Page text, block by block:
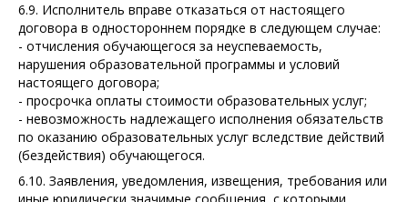
6.9. Исполнитель вправе отказаться от настоящего
договора в одностороннем порядке в следующем случае:
- отчисления обучающегося за неуспеваемость,
нарушения образовательной программы и условий
настоящего договора;
- просрочка оплаты стоимости образовательных услуг;
- невозможность надлежащего исполнения обязательств
по оказанию образовательных услуг вследствие действий
(бездействия) обучающегося.
6.10. Заявления, уведомления, извещения, требования или